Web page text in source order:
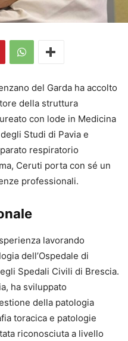
del Garda ha accolto
della struttura
con lode in Medicina
Studi di Pavia e
respiratorio
Ceruti porta con sé un
professionali.
lavorando
dell’Ospedale di
Spedali Civili di Brescia.
ha sviluppato
della patologia
toracica e patologie
riconosciuta a livello